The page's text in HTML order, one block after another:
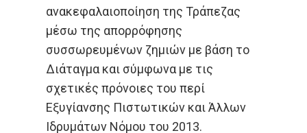
ανακεφαλαιοποίηση της Τράπεζας
μέσω της απορρόφησης
συσσωρευμένων ζημιών με βάση το
Διάταγμα και σύμφωνα με τις
σχετικές πρόνοιες του περί
Εξυγίανσης Πιστωτικών και Άλλων
Ιδρυμάτων Νόμου του 2013.